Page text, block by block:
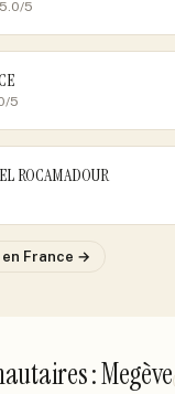
5.0/5
5
ROCAMADOUR
en France →
: Megève